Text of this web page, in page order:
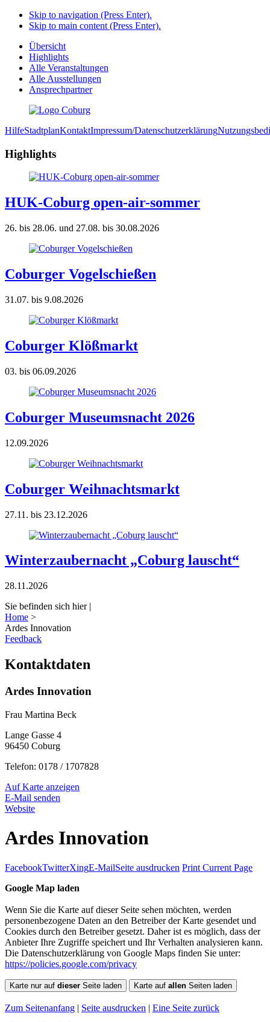
Skip to navigation (Press Enter).
Skip to main content (Press Enter).
Übersicht
Highlights
Alle Veranstaltungen
Alle Ausstellungen
Ansprechpartner
HilfeStadtplanKontaktImpressum/Datenschutzerklärung
Highlights
HUK-Coburg open-air-sommer
26. bis 28.06. und 27.08. bis 30.08.2026
Coburger Vogelschießen
31.07. bis 9.08.2026
Coburger Klößmarkt
03. bis 06.09.2026
Coburger Museumsnacht 2026
12.09.2026
Coburger Weihnachtsmarkt
27.11. bis 23.12.2026
Winterzaubernacht „Coburg lauscht“
28.11.2026
Sie befinden sich hier |
Home >
Ardes Innovation
Feedback
Kontaktdaten
Ardes Innovation
Frau Martina Beck
Lange Gasse 4
96450 Coburg
Telefon: 0178 / 1707828
Auf Karte anzeigen
E-Mail senden
Website
Ardes Innovation
FacebookTwitterXingE-MailSeite ausdrucken Print Current Page
Google Map laden
Wenn Sie die Karte auf dieser Seite sehen möchten, werden
personenbezogene Daten an den Betreiber der Karte gesendet und
Cookies durch den Betreiber gesetzt. Daher ist es möglich, dass der
Anbieter Ihre Zugriffe speichert und Ihr Verhalten analysieren kann.
Die Datenschutzerklärung von Google Maps finden Sie unter:
https://policies.google.com/privacy
Karte nur auf dieser Seite laden Karte auf allen Seiten laden
Zum Seitenanfang | Seite ausdrucken | Eine Seite zurück